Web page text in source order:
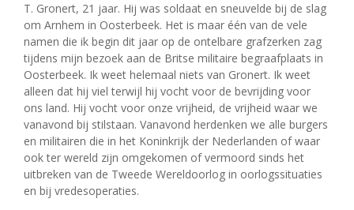
T. Gronert, 21 jaar. Hij was soldaat en sneuvelde bij de slag
om Arnhem in Oosterbeek. Het is maar één van de vele
namen die ik begin dit jaar op de ontelbare grafzerken zag
tijdens mijn bezoek aan de Britse militaire begraafplaats in
Oosterbeek. Ik weet helemaal niets van Gronert. Ik weet
alleen dat hij viel terwijl hij vocht voor de bevrijding voor
ons land. Hij vocht voor onze vrijheid, de vrijheid waar we
vanavond bij stilstaan. Vanavond herdenken we alle burgers
en militairen die in het Koninkrijk der Nederlanden of waar
ook ter wereld zijn omgekomen of vermoord sinds het
uitbreken van de Tweede Wereldoorlog in oorlogssituaties
en bij vredesoperaties.